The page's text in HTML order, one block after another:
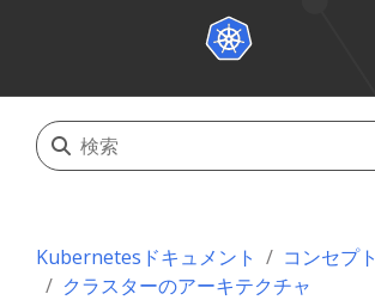
Kubernetesドキュメント
コンセプト
クラスターのアーキテクチャ